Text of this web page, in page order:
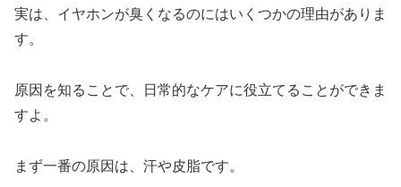
実は、イヤホンが臭くなるのにはいくつかの理由がありま
す。
原因を知ることで、日常的なケアに役立てることができま
すよ。
まず一番の原因は、汗や皮脂です。